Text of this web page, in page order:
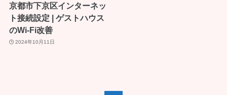
京都市下京区インターネッ
ト接続設定 | ゲストハウス
のWi-Fi改善
2024年10月11日